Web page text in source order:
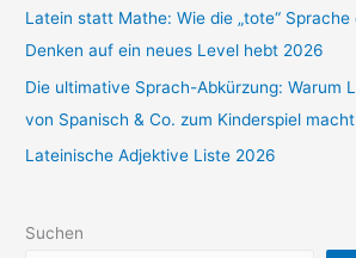
Latein statt Mathe: Wie die „tote“ Sprache
Denken auf ein neues Level hebt 2026
Die ultimative Sprach-Abkürzung: Warum
von Spanisch & Co. zum Kinderspiel
Lateinische Adjektive Liste 2026
Suchen